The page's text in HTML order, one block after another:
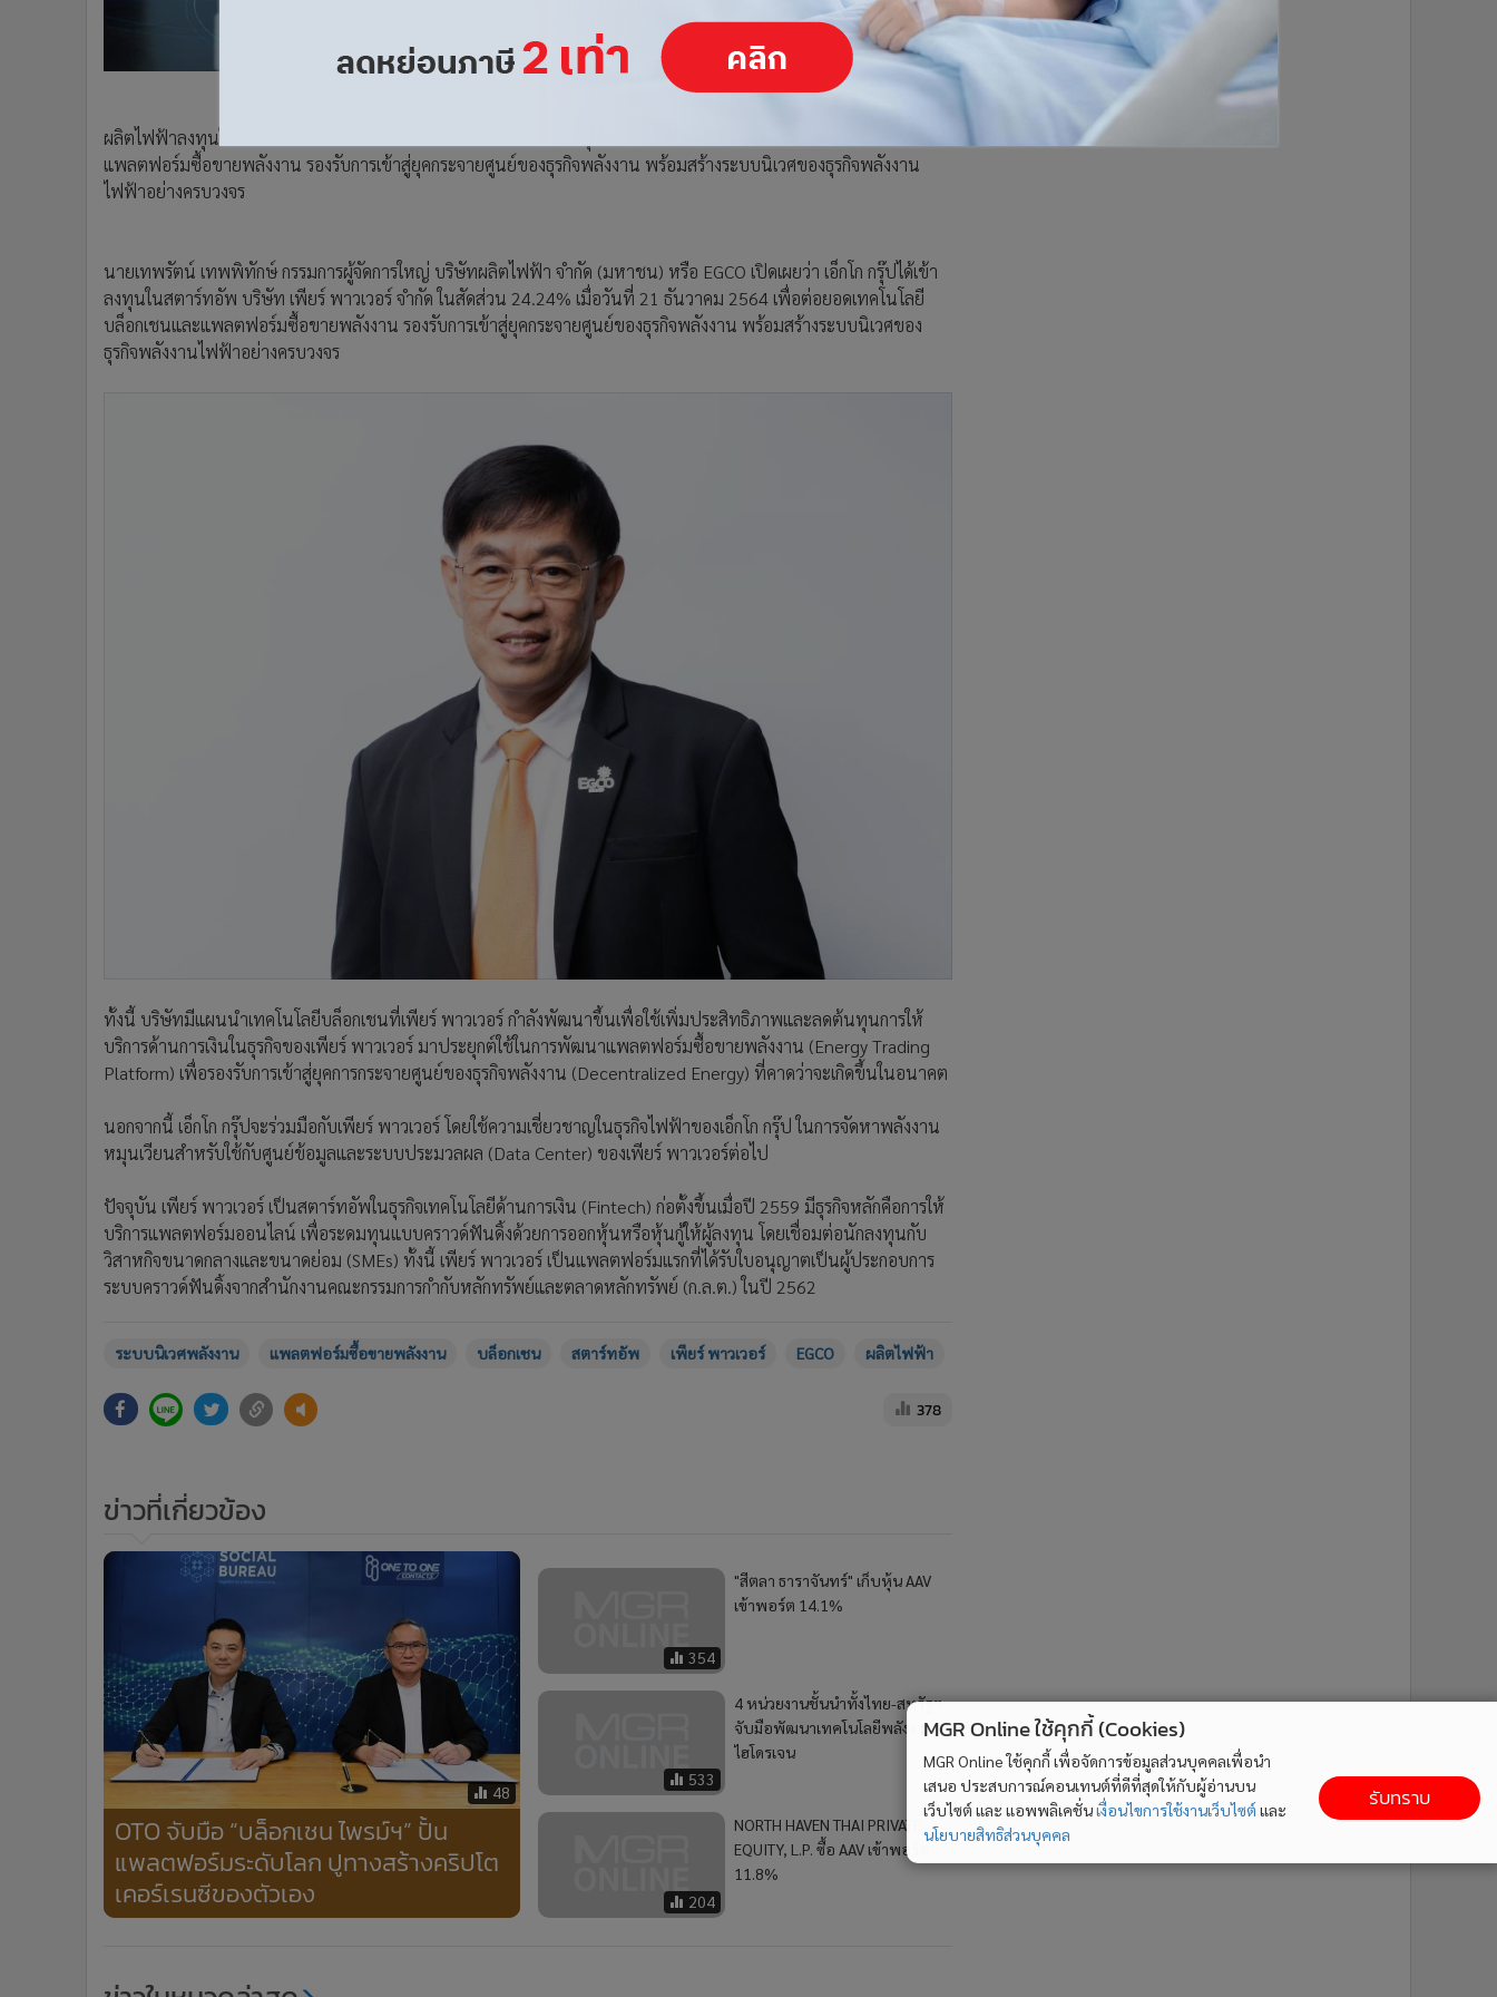
Celeb Online
Gotomanager
ผลิตไฟฟ้าลงทุนในสตาร์ทอัพ “เพียร์ พาวเวอร์” ในสัดส่วน 24.24% มุ่งพัฒนาต่อยอดเทคโนโลยีบล็อกเชนและ
แพลตฟอร์มซื้อขายพลังงาน รองรับการเข้าสู่ยุคกระจายศูนย์ของธุรกิจพลังงาน พร้อมสร้างระบบนิเวศของธุรกิจพลังงาน
ไฟฟ้าอย่างครบวงจร
นายเทพรัตน์ เทพพิทักษ์ กรรมการผู้จัดการใหญ่ บริษัทผลิตไฟฟ้า จำกัด (มหาชน) หรือ EGCO เปิดเผยว่า เอ็กโก กรุ๊ปได้เข้า
ลงทุนในสตาร์ทอัพ บริษัท เพียร์ พาวเวอร์ จำกัด ในสัดส่วน 24.24% เมื่อวันที่ 21 ธันวาคม 2564 เพื่อต่อยอดเทคโนโลยี
บล็อกเชนและแพลตฟอร์มซื้อขายพลังงาน รองรับการเข้าสู่ยุคกระจายศูนย์ของธุรกิจพลังงาน พร้อมสร้างระบบนิเวศของ
ธุรกิจพลังงานไฟฟ้าอย่างครบวงจร
ทั้งนี้ บริษัทมีแผนนำเทคโนโลยีบล็อกเชนที่เพียร์ พาวเวอร์ กำลังพัฒนาขึ้นเพื่อใช้เพิ่มประสิทธิภาพและลดต้นทุนการให้
บริการด้านการเงินในธุรกิจของเพียร์ พาวเวอร์ มาประยุกต์ใช้ในการพัฒนาแพลตฟอร์มซื้อขายพลังงาน (Energy Trading
Platform) เพื่อรองรับการเข้าสู่ยุคการกระจายศูนย์ของธุรกิจพลังงาน (Decentralized Energy) ที่คาดว่าจะเกิดขึ้นในอนาคต
นอกจากนี้ เอ็กโก กรุ๊ปจะร่วมมือกับเพียร์ พาวเวอร์ โดยใช้ความเชี่ยวชาญในธุรกิจไฟฟ้าของเอ็กโก กรุ๊ป ในการจัดหาพลังงาน
หมุนเวียนสำหรับใช้กับศูนย์ข้อมูลและระบบประมวลผล (Data Center) ของเพียร์ พาวเวอร์ต่อไป
ปัจจุบัน เพียร์ พาวเวอร์ เป็นสตาร์ทอัพในธุรกิจเทคโนโลยีด้านการเงิน (Fintech) ก่อตั้งขึ้นเมื่อปี 2559 มีธุรกิจหลักคือการให้
บริการแพลตฟอร์มออนไลน์ เพื่อระดมทุนแบบคราวด์ฟันดิ้งด้วยการออกหุ้นหรือหุ้นกู้ให้ผู้ลงทุน โดยเชื่อมต่อนักลงทุนกับ
วิสาหกิจขนาดกลางและขนาดย่อม (SMEs) ทั้งนี้ เพียร์ พาวเวอร์ เป็นแพลตฟอร์มแรกที่ได้รับใบอนุญาตเป็นผู้ประกอบการ
ระบบคราวด์ฟันดิ้งจากสำนักงานคณะกรรมการกำกับหลักทรัพย์และตลาดหลักทรัพย์ (ก.ล.ต.) ในปี 2562
ระบบนิเวศพลังงาน แพลตฟอร์มซื้อขายพลังงาน บล็อกเชน สตาร์ทอัพ เพียร์ พาวเวอร์ EGCO ผลิตไฟฟ้า
378
ข่าวที่เกี่ยวข้อง
48
OTO จับมือ “บล็อกเชน ไพรม์ฯ” ปั้น
แพลตฟอร์มระดับโลก ปูทางสร้างคริปโต
เคอร์เรนซีของตัวเอง
354
"สีตลา ธาราจันทร์" เก็บหุ้น AAV
เข้าพอร์ต 14.1%
533
4 หน่วยงานชั้นนำทั้งไทย-สหรัฐฯ
จับมือพัฒนาเทคโนโลยีพลังงาน
ไฮโดรเจน
204
NORTH HAVEN THAI PRIVATE
EQUITY, L.P. ซื้อ AAV เข้าพอร์ต
11.8%
MGR Online ใช้คุกกี้ (Cookies)
MGR Online ใช้คุกกี้ เพื่อจัดการข้อมูลส่วนบุคคลเพื่อนำ
เสนอ ประสบการณ์คอนเทนต์ที่ดีที่สุดให้กับผู้อ่านบน
เว็บไซต์ และ แอพพลิเคชั่นเงื่อนไขการใช้งานเว็บไซต์ และ
นโยบายสิทธิส่วนบุคคล
รับทราบ